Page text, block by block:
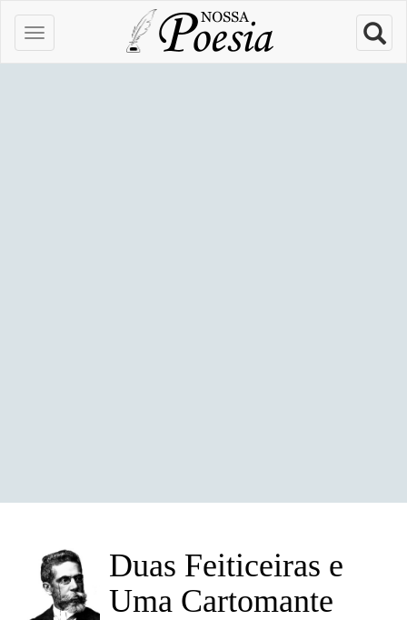
Duas Feiticeiras e
Uma Cartomante